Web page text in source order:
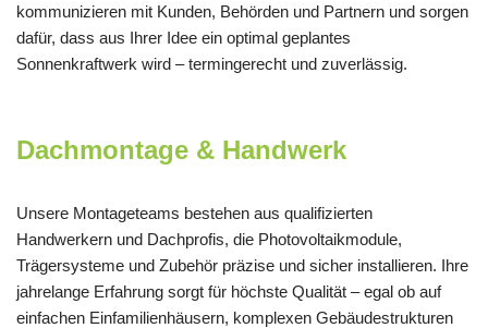
kommunizieren mit Kunden, Behörden und Partnern und sorgen
dafür, dass aus Ihrer Idee ein optimal geplantes
Sonnenkraftwerk wird – termingerecht und zuverlässig.
Dachmontage & Handwerk
Unsere Montageteams bestehen aus qualifizierten
Handwerkern und Dachprofis, die Photovoltaikmodule,
Trägersysteme und Zubehör präzise und sicher installieren. Ihre
jahrelange Erfahrung sorgt für höchste Qualität – egal ob auf
einfachen Einfamilienhäusern, komplexen Gebäudestrukturen